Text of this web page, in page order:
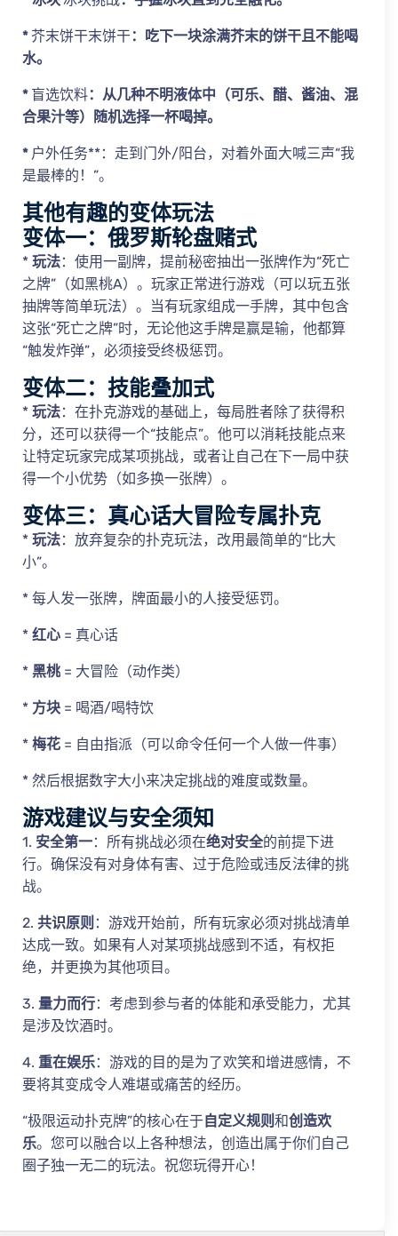
*芥末饼干末饼干：吃下一块涂满芥末的饼干且不能喝
水。
* 盲选饮料：从几种不明液体中（可乐、醋、酱油、混
合果汁等）随机选择一杯喝掉。
* 户外任务**：走到门外/阳台，对着外面大喊三声“我
是最棒的！”。
其他有趣的变体玩法
变体一：俄罗斯轮盘赌式
* 玩法：使用一副牌，提前秘密抽出一张牌作为“死亡
之牌”（如黑桃A）。玩家正常进行游戏（可以玩五张
抽牌等简单玩法）。当有玩家组成一手牌，其中包含
这张“死亡之牌”时，无论他这手牌是赢是输，他都算
“触发炸弹”，必须接受终极惩罚。
变体二：技能叠加式
* 玩法：在扑克游戏的基础上，每局胜者除了获得积
分，还可以获得一个“技能点”。他可以消耗技能点来
让特定玩家完成某项挑战，或者让自己在下一局中获
得一个小优势（如多换一张牌）。
变体三：真心话大冒险专属扑克
* 玩法：放弃复杂的扑克玩法，改用最简单的“比大
小”。
* 每人发一张牌，牌面最小的人接受惩罚。
* 红心 = 真心话
* 黑桃= 大冒险（动作类）
* 方块 = 喝酒/喝特饮
* 梅花 = 自由指派（可以命令任何一个人做一件事）
* 然后根据数字大小来决定挑战的难度或数量。
游戏建议与安全须知
1. 安全第一：所有挑战必须在绝对安全的前提下进
行。确保没有对身体有害、过于危险或违反法律的挑
战。
2. 共识原则 ：游戏开始前，所有玩家必须对挑战清单
达成一致。如果有人对某项挑战感到不适，有权拒
绝，并更换为其他项目。
3. 量力而行：考虑到参与者的体能和承受能力，尤其
是涉及饮酒时。
4. 重在娱乐：游戏的目的是为了欢笑和增进感情，不
要将其变成令人难堪或痛苦的经历。
“极限运动扑克牌”的核心在于自定义规则和创造欢
乐。您可以融合以上各种想法，创造出属于你们自己
圈子独一无二的玩法。祝您玩得开心！